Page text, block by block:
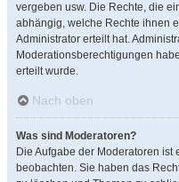
vergeben usw. Die Rechte, die
abhängig, welche Rechte ihnen
Administrator erteilt hat.
Moderationsberechtigungen
erteilt wurde.
Nach oben
Was sind Moderatoren?
Die Aufgabe der Moderatoren ist
beobachten. Sie haben das